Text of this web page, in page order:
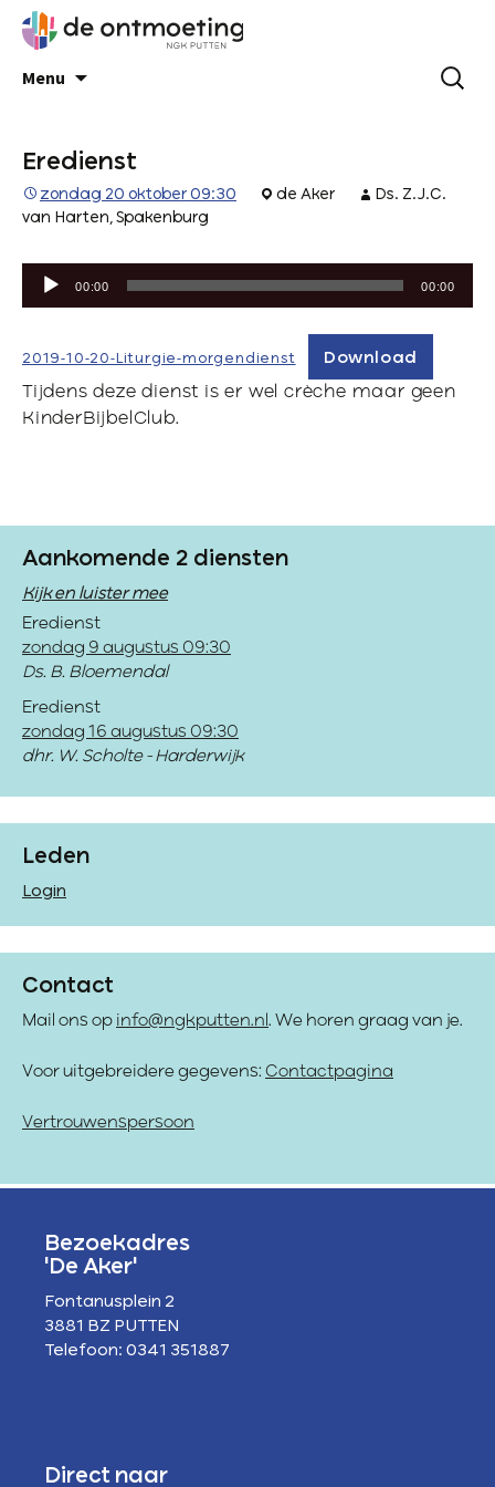
Menu
Eredienst
zondag 20 oktober 09:30 de Aker
Ds. Z.J.C.
van Harten, Spakenburg
Audiospeler
00:00 00:00
2019-10-20-Liturgie-morgendienst
Download
Tijdens deze dienst is er wel crèche maar geen
KinderBijbelClub.
Aankomende 2 diensten
Kijk en luister mee
Eredienst
zondag 9 augustus 09:30
Ds. B. Bloemendal
Eredienst
zondag 16 augustus 09:30
dhr. W. Scholte - Harderwijk
Leden
Login
Contact
Mail ons op info@ngkputten.nl . We horen graag van je.
Voor uitgebreidere gegevens: Contactpagina
Vertrouwenspersoon
Bezoekadres
'De Aker'
Fontanusplein 2
3881 BZ PUTTEN
Telefoon: 0341 351887
Direct naar